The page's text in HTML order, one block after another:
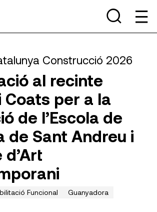
Construcció 2026
al recinte
Coats per a la
de l’Escola de
de Sant Andreu i
Funcional Guanyadora